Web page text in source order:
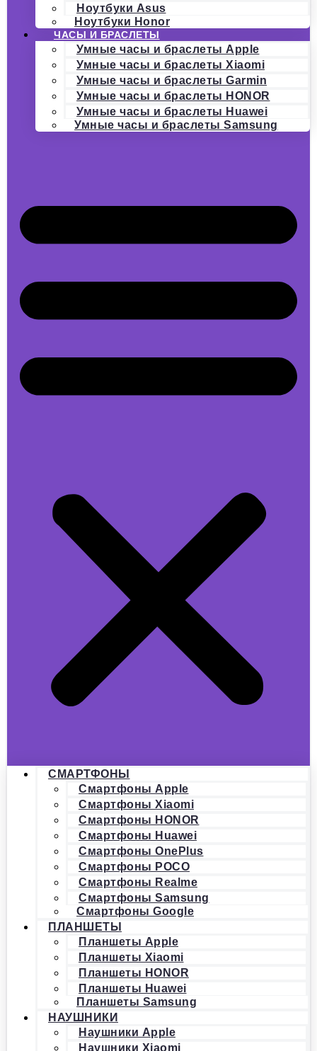
Ноутбуки Asus
Ноутбуки Honor
ЧАСЫ И БРАСЛЕТЫ
Умные часы и браслеты Apple
Умные часы и браслеты Xiaomi
Умные часы и браслеты Garmin
Умные часы и браслеты HONOR
Умные часы и браслеты Huawei
Умные часы и браслеты Samsung
СМАРТФОНЫ
Смартфоны Apple
Смартфоны Xiaomi
Смартфоны HONOR
Смартфоны Huawei
Смартфоны OnePlus
Смартфоны POCO
Смартфоны Realme
Смартфоны Samsung
Смартфоны Google
ПЛАНШЕТЫ
Планшеты Apple
Планшеты Xiaomi
Планшеты HONOR
Планшеты Huawei
Планшеты Samsung
НАУШНИКИ
Наушники Apple
Наушники Xiaomi